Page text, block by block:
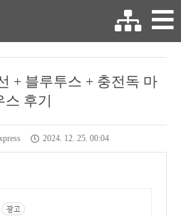
+ 블루투스 + 충전독 마
스 후기
2024. 12. 25. 00:04
광고